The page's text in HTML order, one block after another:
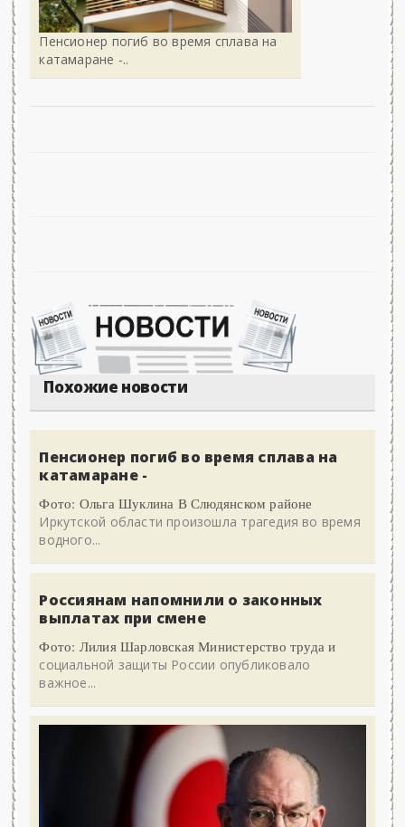
Пенсионер погиб во время сплава на
катамаране -..
Похожие новости
Пенсионер погиб во время сплава на
катамаране -
Фото: Ольга Шуклина В Слюдянском районе
Иркутской области произошла трагедия во время
водного...
Россиянам напомнили о законных
выплатах при смене
Фото: Лилия Шарловская Министерство труда и
социальной защиты России опубликовало
важное...